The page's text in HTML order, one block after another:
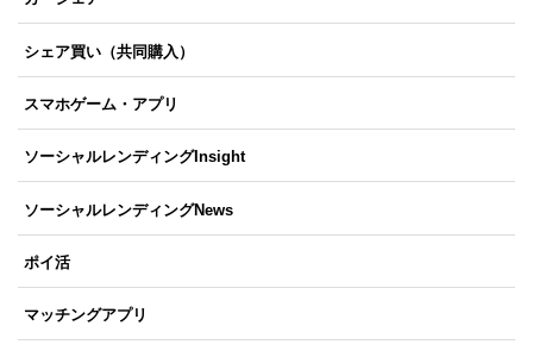
シェア買い（共同購入）
スマホゲーム・アプリ
ソーシャルレンディングInsight
ソーシャルレンディングNews
ポイ活
マッチングアプリ